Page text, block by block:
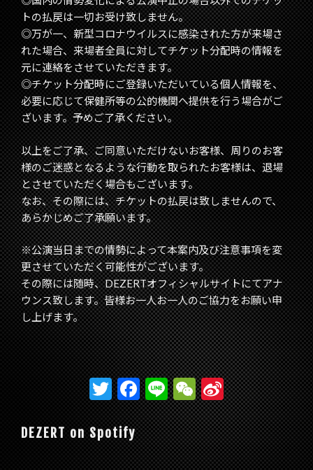
トの払戻は一切お受け致しません。
◎万が⼀、新型コロナウイルスに感染された⽅が来場さ
れた場合、来場者全員に対してチケット分配時の情報を
元に連絡をさせていただきます。
◎チケット分配時にご登録いただいている個人情報を、
必要に応じて保健所等の公的機関へ提供を行う場合がご
ざいます。予めご了承ください。
以上をご了承、ご同意いただけないお客様、周りのお客
様のご迷惑となるような行動を取られたお客様は、退場
とさせていただく場合もございます。
なお、その際には、チケットの払戻は致しませんので、
あらかじめご了承願います。
※公演当日までの情勢によって本案内及び注意事項を変
更させていただく可能性がございます。
その際には随時、DEZERTオフィシャルサイトにてアナ
ウンス致します。皆様お一人お一人のご協力をお願い申
し上げます。
T
w
itt
er
F
ac
e
b
Li
n
e
W
e
C
h
Si
n
a
W
DEZERT on Spotify